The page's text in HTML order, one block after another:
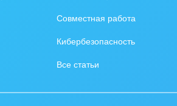
Интерьер, дизайн, декор
IT, Интернет
управленческие услуги
Совместная работа
Кибербезопасность
Все статьи